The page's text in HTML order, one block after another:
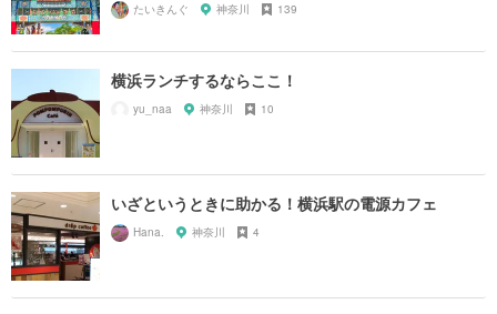
たいきんぐ 神奈川 139
横浜ランチするならここ！
yu_naa 神奈川 10
いざというときに助かる！横浜駅の電源カフェ
Hana. 神奈川 4